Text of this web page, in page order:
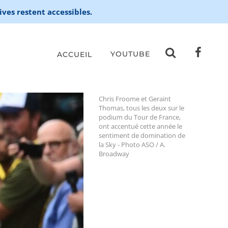
restent accessibles.
ACCUEIL YOUTUBE
Chris Froome et Geraint
Thomas, tous les deux sur le
podium du Tour de France,
ont accentué cette année le
sentiment de domination de
la Sky - Photo ASO / A.
Broadway